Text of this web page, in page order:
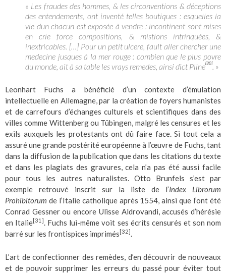
« Les fraudes des hommes, & les circonventions & déceptions
des entendements, ont inventé telles boutiques : esquelles la
vie dun chacun est exposée à vendre : incontinent sont mises
en crie force compositions, & mistions intrinquées, &
inextricables. […] Pour un petit ulcere, fault aller chercher une
medecine jusques à la mer rouge : combien que le plus povre
du monde, ait à sa table les vrays remedes, ainsi dict Pline[30] . »
Leonhart Fuchs a bénéficié d’un contexte d’émulation
intellectuelle en Allemagne, par la création de foyers humanistes
et de carrefours d’échanges culturels et scientifiques dans des
villes comme Wittenberg ou Tübingen, malgré les censures et les
exils auxquels les protestants ont dû faire face. Si tout cela a
assuré une grande postérité européenne à l’œuvre de Fuchs, tant
dans la diffusion de la publication que dans les citations du texte
et dans les plagiats des gravures, cela n’a pas été aussi facile
pour tous les autres naturalistes. Otto Brunfels s’est par
exemple retrouvé inscrit sur la liste de l’Index Librorum
Prohibitorum de l’Italie catholique après 1554, ainsi que l’ont été
Conrad Gessner ou encore Ulisse Aldrovandi, accusés d’hérésie
en Italie[31]. Fuchs lui-même voit ses écrits censurés et son nom
barré sur les frontispices imprimés [32].
L’art de confectionner des remèdes, d’en découvrir de nouveaux
et de pouvoir supprimer les erreurs du passé pour éviter tout